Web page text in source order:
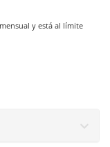
y está al límite